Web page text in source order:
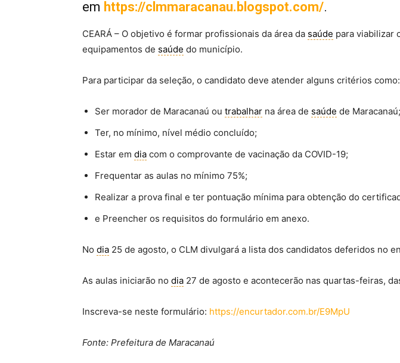
em https://clmmaracanau.blogspot.com/.
CEARÁ – O objetivo é formar profissionais da área da saúde para viabilizar
equipamentos de saúde do município.
Para participar da seleção, o candidato deve atender alguns critérios como:
Ser morador de Maracanaú ou trabalhar na área de saúde de Maracanaú;
Ter, no mínimo, nível médio concluído;
Estar em dia com o comprovante de vacinação da COVID-19;
Frequentar as aulas no mínimo 75%;
Realizar a prova final e ter pontuação mínima para obtenção do
e Preencher os requisitos do formulário em anexo.
No dia 25 de agosto, o CLM divulgará a lista dos candidatos deferidos no
As aulas iniciarão no dia 27 de agosto e acontecerão nas quartas-feiras,
Inscreva-se neste formulário: https://encurtador.com.br/E9MpU
Fonte: Prefeitura de Maracanaú